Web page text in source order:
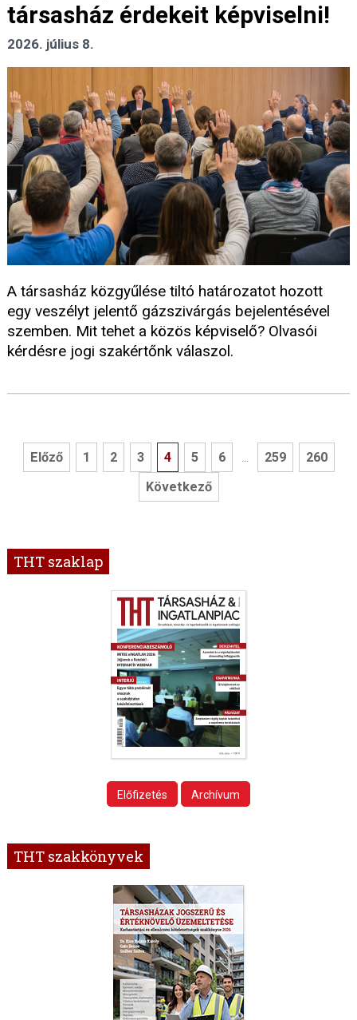
társasház érdekeit képviselni!
2026. július 8.
A társasház közgyűlése tiltó határozatot hozott
egy veszélyt jelentő gázszivárgás bejelentésével
szemben. Mit tehet a közös képviselő? Olvasói
kérdésre jogi szakértőnk válaszol.
Előző 1 2 3 4 5 6 ... 259
260
Következő
THT szaklap
Előfizetés Archívum
THT szakkönyvek